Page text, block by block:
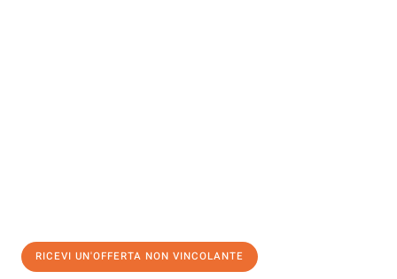
RICEVI UN'OFFERTA NON VINCOLANTE